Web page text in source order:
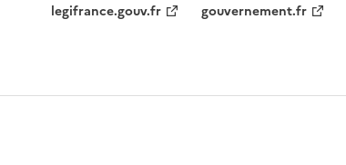
legifrance.gouv.fr gouvernement.fr